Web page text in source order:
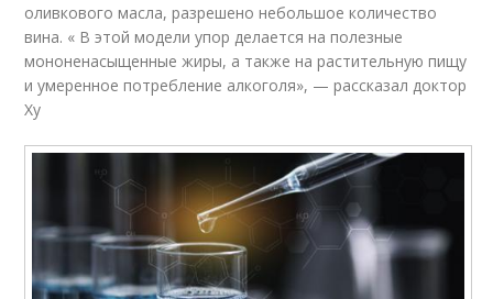
оливкового масла, разрешено небольшое количество
вина. « В этой модели упор делается на полезные
мононенасыщенные жиры, а также на растительную пищу
и умеренное потребление алкоголя», — рассказал доктор
Ху